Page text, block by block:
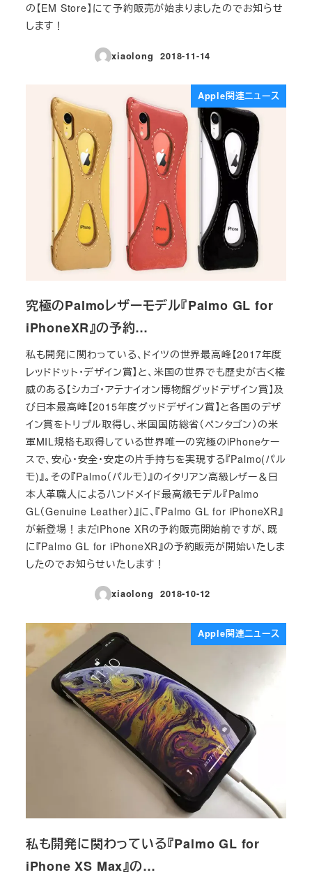
の【EM Store】にて予約販売が始まりましたのでお知らせ
します！
xiaolong
投稿日
2018-11-14
Apple関連ニュース
究極のPalmoレザーモデル『Palmo GL for
iPhoneXR』の予約…
私も開発に関わっている、ドイツの世界最高峰【2017年度
レッドドット・デザイン賞】と、米国の世界でも歴史が古く権
威のある【シカゴ・アテナイオン博物館グッドデザイン賞】及
び日本最高峰【2015年度グッドデザイン賞】と各国のデザ
イン賞をトリプル取得し、米国国防総省（ペンタゴン）の米
軍MIL規格も取得している世界唯一の究極のiPhoneケー
スで、安心・安全・安定の片手持ちを実現する『Palmo(パル
モ)』。その『Palmo（パルモ）』のイタリアン高級レザー＆日
本人革職人によるハンドメイド最高級モデル『Palmo
GL（Genuine Leather）』に、『Palmo GL for iPhoneXR』
が新登場！まだiPhone XRの予約販売開始前ですが、既
に『Palmo GL for iPhoneXR』の予約販売が開始いたしま
したのでお知らせいたします！
xiaolong
投稿日
2018-10-12
Apple関連ニュース
私も開発に関わっている『Palmo GL for
iPhone XS Max』の…